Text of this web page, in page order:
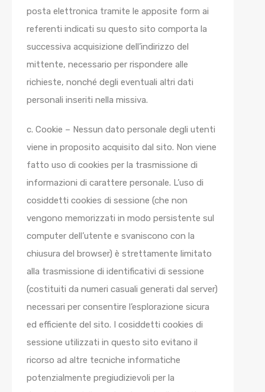
posta elettronica tramite le apposite form ai
referenti indicati su questo sito comporta la
successiva acquisizione dell’indirizzo del
mittente, necessario per rispondere alle
richieste, nonché degli eventuali altri dati
personali inseriti nella missiva.
c. Cookie – Nessun dato personale degli utenti
viene in proposito acquisito dal sito. Non viene
fatto uso di cookies per la trasmissione di
informazioni di carattere personale. L’uso di
cosiddetti cookies di sessione (che non
vengono memorizzati in modo persistente sul
computer dell’utente e svaniscono con la
chiusura del browser) è strettamente limitato
alla trasmissione di identificativi di sessione
(costituiti da numeri casuali generati dal server)
necessari per consentire l’esplorazione sicura
ed efficiente del sito. I cosiddetti cookies di
sessione utilizzati in questo sito evitano il
ricorso ad altre tecniche informatiche
potenzialmente pregiudizievoli per la